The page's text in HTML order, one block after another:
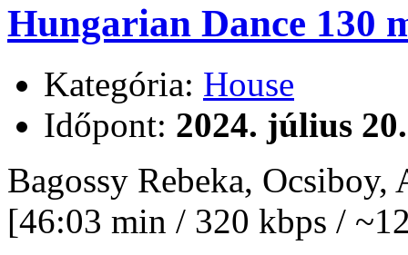
Hungarian Dance 130
Kategória: House
Időpont: 2024. július
Bagossy Rebeka,
[46:03 min / 320 kbps /